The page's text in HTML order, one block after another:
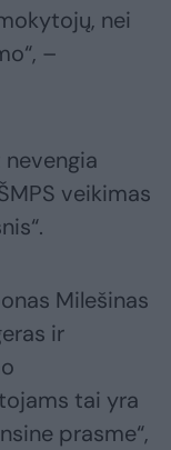
nei
–
veikimas
Milešinas
ir
tai yra
prasme“,